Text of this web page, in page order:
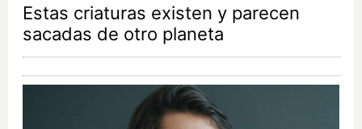
Estas criaturas existen y parecen
sacadas de otro planeta